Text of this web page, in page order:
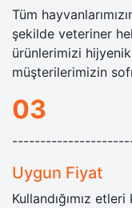
Tüm
şekilde veteriner
ürünlerimizi
müşterilerimizin
03
Uygun Fiyat
Kullandığımız